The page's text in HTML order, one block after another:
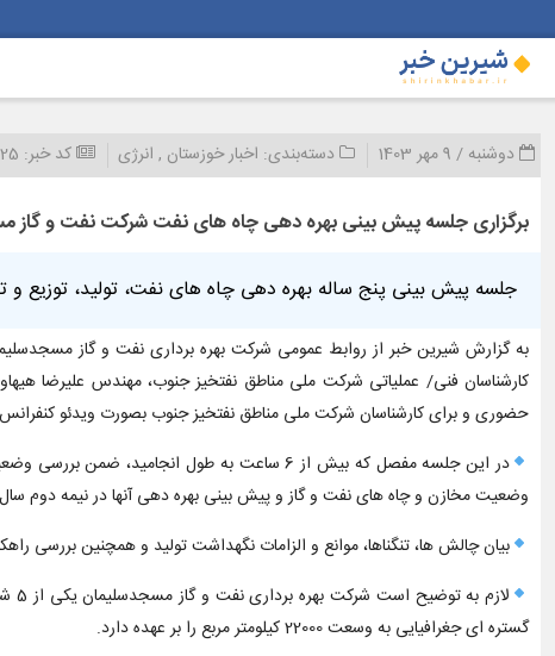
دوشنبه / 9 مهر 1403 دسته‌بندی: اخبار خوزستان , انرژی کد خبر:
برگزاری جلسه پیش بینی بهره دهی چاه های نفت شركت نفت و گاز
جلسه پیش بینی پنج ساله بهره دهی چاه های نفت، تولید، توزیع و تزریق
کارشناسان فنی/ عملیاتی شرکت ملی مناطق نفتخیز جنوب، مهندس علیرضا
حضوری و برای کارشناسان شرکت ملی مناطق نفتخیز جنوب بصورت ویدئو
وضعیت مخازن و چاه های نفت و گاز و پیش بینی بهره دهی آنها در نیمه دوم سال 1403 تصمیم گیری به عمل آمد.
بیان چالش ها، تنگناها، موانع و الزامات نگهداشت تولید و همچنین
گستره ای جغرافیایی به وسعت 22000 کیلومتر مربع را بر عهده دارد.